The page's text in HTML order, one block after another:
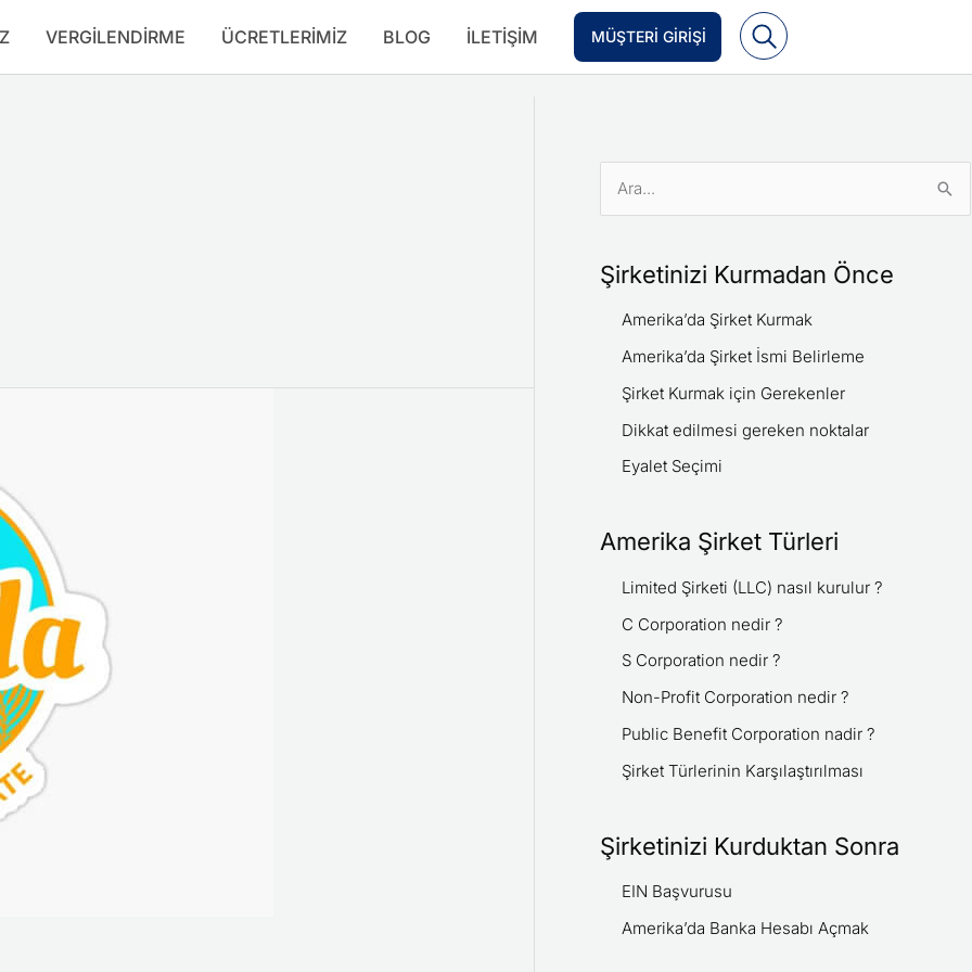
VERGILENDIRME ÜCRETLERIMIZ BLOG İLETIŞIM MÜŞTERI GIRIŞI
r
Şirketinizi Kurmadan Önce
Amerika’da Şirket Kurmak
Amerika’da Şirket İsmi Belirleme
Şirket Kurmak için Gerekenler
Dikkat edilmesi gereken noktalar
Eyalet Seçimi
Amerika Şirket Türleri
Limited Şirketi (LLC) nasıl kurulur ?
C Corporation nedir ?
S Corporation nedir ?
Non-Profit Corporation nedir ?
Public Benefit Corporation nadir ?
Şirket Türlerinin Karşılaştırılması
Şirketinizi Kurduktan Sonra
EIN Başvurusu
Amerika’da Banka Hesabı Açmak